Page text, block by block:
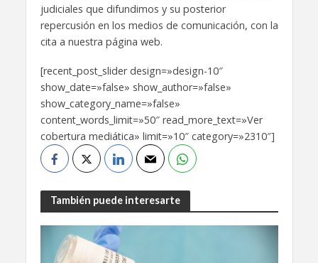
judiciales que difundimos y su posterior
repercusión en los medios de comunicación, con la
cita a nuestra página web.
[recent_post_slider design=»design-10″
show_date=»false» show_author=»false»
show_category_name=»false»
content_words_limit=»50″ read_more_text=»Ver
cobertura mediática» limit=»10″ category=»2310″]
También puede interesarte